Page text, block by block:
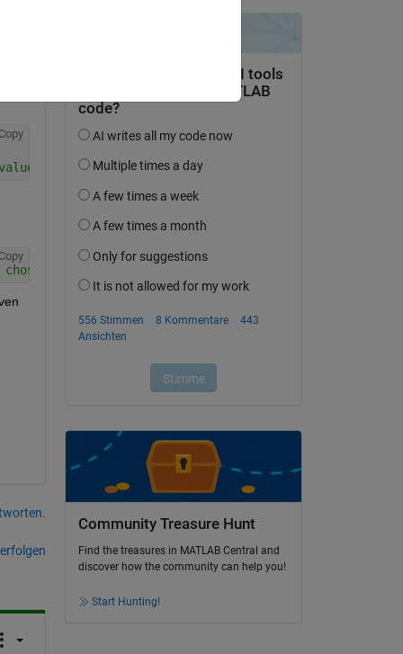
(a_14, a_24, ...)
twice
Community Treasure Hunt
Find the treasures in MATLAB Central and
discover how the community can help you!
Start Hunting!